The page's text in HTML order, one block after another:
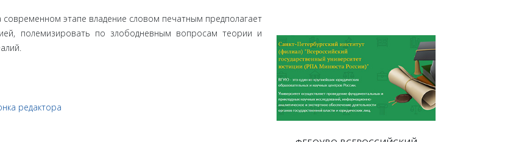
этапе владение словом печатным предполагает
полемизировать по злободневным вопросам теории и
редактора